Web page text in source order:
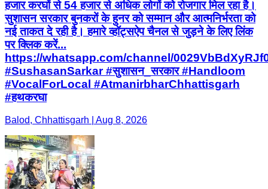
हजार करघों से 54 हजार से अधिक लोगों को रोजगार मिल रहा है।
सुशासन सरकार बुनकरों के हुनर को सम्मान और आत्मनिर्भरता को
नई ताकत दे रही है। हमारे व्हॉट्सऐप चैनल से जुड़ने के लिए लिंक
पर क्लिक करें...
https://whatsapp.com/channel/
#SushasanSarkar #सुशासन_सरकार #Handloom
#VocalForLocal #AtmanirbharChhattisgarh
#हथकरघा
Balod, Chhattisgarh | Aug 8, 2026